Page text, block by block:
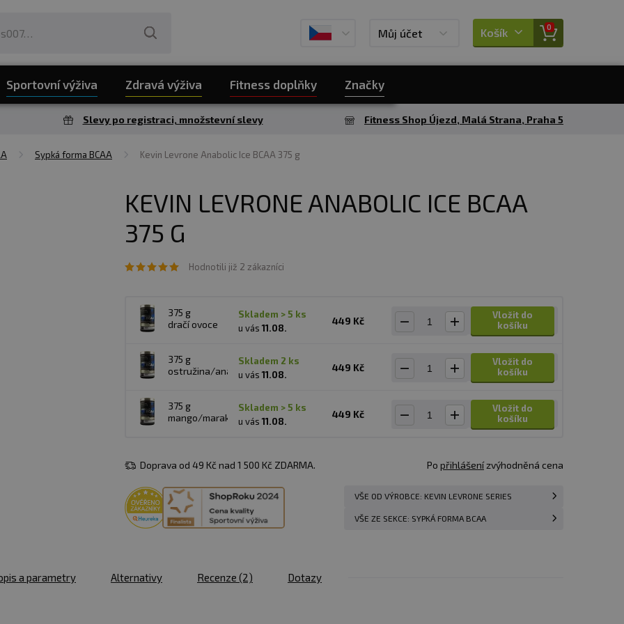
Můj účet Košík 0
Sportovní výživa Zdravá výživa Fitness doplňky Značky
Slevy po registraci, množstevní slevy Fitness Shop Újezd, Malá Strana, Praha 5
Sypká forma BCAA Kevin Levrone Anabolic Ice BCAA 375 g
KEVIN LEVRONE ANABOLIC ICE BCAA
375 G
Hodnotili již 2 zákazníci
375 g
dračí ovoce
skladem > 5 ks
u vás11.08.
449 Kč
Vložit do
košíku
375 g
ostružina/ananas
skladem 2 ks
u vás11.08.
449 Kč
Vložit do
košíku
375 g
mango/marakuja
skladem > 5 ks
u vás11.08.
449 Kč
Vložit do
košíku
Doprava od 49 Kč nad 1 500 Kč ZDARMA. Po přihlášenízvýhodněná cena
VŠE OD VÝROBCE: KEVIN LEVRONE SERIES
VŠE ZE SEKCE: SYPKÁ FORMA BCAA
a parametry Alternativy Recenze (2) Dotazy